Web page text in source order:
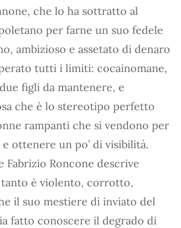
che lo ha sottratto al
per farne un suo fedele
ambizioso e assetato di denaro
tutti i limiti: cocainomane,
figli da mantenere, e
che è lo stereotipo perfetto
rampanti che si vendono per
ottenere un po’ di visibilità.
Fabrizio Roncone descrive
tanto è violento, corrotto,
il suo mestiere di inviato del
fatto conoscere il degrado di